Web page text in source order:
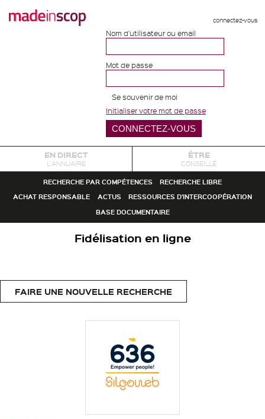
connectez-vous
Nom d'utilisateur ou email
Mot de passe
Se souvenir de moi
Initialiser votre mot de passe
EN DIRECT
L'ANNUAIRE
ÊTRE
CONSEILLÉ
RECHERCHE PAR COMPÉTENCES
RECHERCHE LIBRE
ACHAT RESPONSABLE
ACTUS
RESSOURCES D'INTERCOOPÉRATION
BASE DOCUMENTAIRE
Fidélisation en ligne
FAIRE UNE NOUVELLE RECHERCHE